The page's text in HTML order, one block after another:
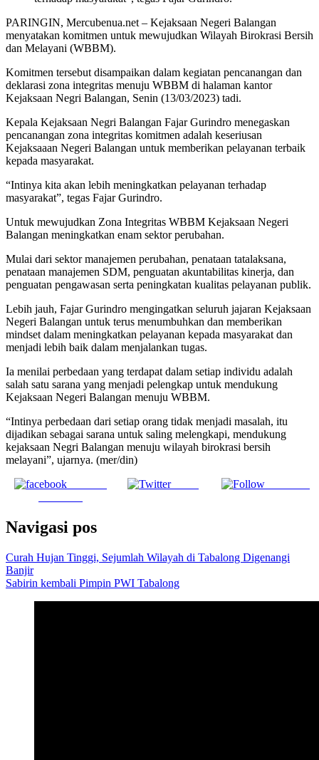
PARINGIN, Mercubenua.net – Kejaksaan Negeri Balangan
menyatakan komitmen untuk mewujudkan Wilayah Birokrasi Bersih
dan Melayani (WBBM).
Komitmen tersebut disampaikan dalam kegiatan pencanangan dan
deklarasi zona integritas menuju WBBM di halaman kantor
Kejaksaan Negri Balangan, Senin (13/03/2023) tadi.
Kepala Kejaksaan Negri Balangan Fajar Gurindro menegaskan
pencanangan zona integritas komitmen adalah keseriusan
Kejaksaaan Negeri Balangan untuk memberikan pelayanan terbaik
kepada masyarakat.
“Intinya kita akan lebih meningkatkan pelayanan terhadap
masyarakat”, tegas Fajar Gurindro.
Untuk mewujudkan Zona Integritas WBBM Kejaksaan Negeri
Balangan meningkatkan enam sektor perubahan.
Mulai dari sektor manajemen perubahan, penataan tatalaksana,
penataan manajemen SDM, penguatan akuntabilitas kinerja, dan
penguatan pengawasan serta peningkatan kualitas pelayanan publik.
Lebih jauh, Fajar Gurindro mengingatkan seluruh jajaran Kejaksaan
Negeri Balangan untuk terus menumbuhkan dan memberikan
mindset dalam meningkatkan pelayanan kepada masyarakat dan
menjadi lebih baik dalam menjalankan tugas.
Ia menilai perbedaan yang terdapat dalam setiap individu adalah
salah satu sarana yang menjadi pelengkap untuk mendukung
Kejaksaan Negeri Balangan menuju WBBM.
“Intinya perbedaan dari setiap orang tidak menjadi masalah, itu
dijadikan sebagai sarana untuk saling melengkapi, mendukung
kejaksaan Negri Balangan menuju wilayah birokrasi bersih
melayani”, ujarnya. (mer/din)
Tweet
Navigasi pos
Curah Hujan Tinggi, Sejumlah Wilayah di Tabalong Digenangi
Banjir
Sabirin kembali Pimpin PWI Tabalong